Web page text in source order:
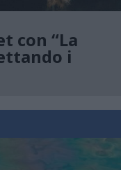
con “La
i